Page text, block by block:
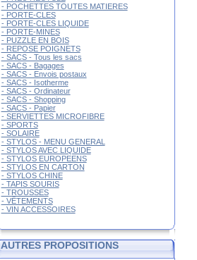
- POCHETTES TOUTES MATIERES
- PORTE-CLES
- PORTE-CLES LIQUIDE
- PORTE-MINES
- PUZZLE EN BOIS
- REPOSE POIGNETS
- SACS - Tous les sacs
- SACS - Bagages
- SACS - Envois postaux
- SACS - Isotherme
- SACS - Ordinateur
- SACS - Shopping
- SACS - Papier
- SERVIETTES MICROFIBRE
- SPORTS
- SOLAIRE
- STYLOS - MENU GENERAL
- STYLOS AVEC LIQUIDE
- STYLOS EUROPEENS
- STYLOS EN CARTON
- STYLOS CHINE
- TAPIS SOURIS
- TROUSSES
- VÊTEMENTS
- VIN ACCESSOIRES
AUTRES PROPOSITIONS